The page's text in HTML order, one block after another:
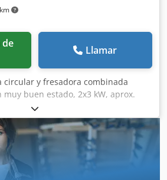
Llamar
circular y fresadora combinada
muy buen estado, 2x3 kW, aprox.
de corte, aprox. 100 mm de altura de
de mesa deslizante, aprox. 450
errores, omisiones y erratas
Esx Alaokr